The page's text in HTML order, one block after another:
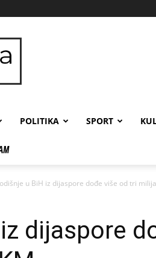
POLITIKA SPORT
u BiH iz dijaspore dođe više od tri
dijaspore